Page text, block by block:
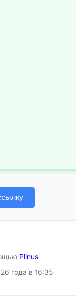
Plinus
года в 16:35